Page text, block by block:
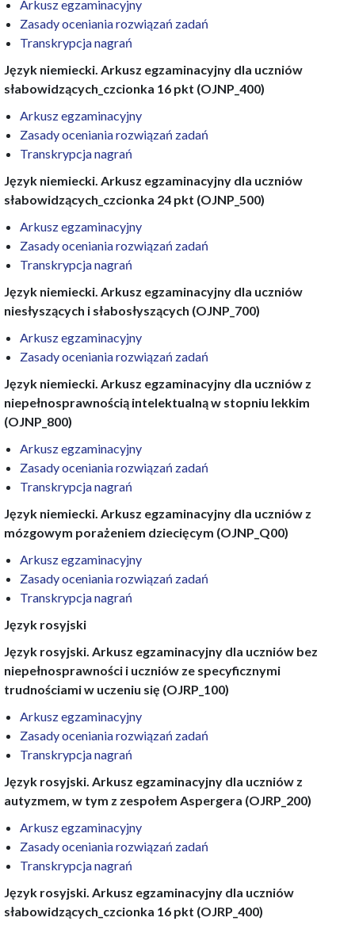
Arkusz egzaminacyjny
Zasady oceniania rozwiązań zadań
Transkrypcja nagrań
Język niemiecki. Arkusz egzaminacyjny dla uczniów
słabowidzących_czcionka 16 pkt (OJNP_400)
Arkusz egzaminacyjny
Zasady oceniania rozwiązań zadań
Transkrypcja nagrań
Język niemiecki. Arkusz egzaminacyjny dla uczniów
słabowidzących_czcionka 24 pkt (OJNP_500)
Arkusz egzaminacyjny
Zasady oceniania rozwiązań zadań
Transkrypcja nagrań
Język niemiecki. Arkusz egzaminacyjny dla uczniów
niesłyszących i słabosłyszących (OJNP_700)
Arkusz egzaminacyjny
Zasady oceniania rozwiązań zadań
Język niemiecki. Arkusz egzaminacyjny dla uczniów z
niepełnosprawnością intelektualną w stopniu lekkim
(OJNP_800)
Arkusz egzaminacyjny
Zasady oceniania rozwiązań zadań
Transkrypcja nagrań
Język niemiecki. Arkusz egzaminacyjny dla uczniów z
mózgowym porażeniem dziecięcym (OJNP_Q00)
Arkusz egzaminacyjny
Zasady oceniania rozwiązań zadań
Transkrypcja nagrań
Język rosyjski
Język rosyjski. Arkusz egzaminacyjny dla uczniów bez
niepełnosprawności i uczniów ze specyficznymi
trudnościami w uczeniu się (OJRP_100)
Arkusz egzaminacyjny
Zasady oceniania rozwiązań zadań
Transkrypcja nagrań
Język rosyjski. Arkusz egzaminacyjny dla uczniów z
autyzmem, w tym z zespołem Aspergera (OJRP_200)
Arkusz egzaminacyjny
Zasady oceniania rozwiązań zadań
Transkrypcja nagrań
Język rosyjski. Arkusz egzaminacyjny dla uczniów
słabowidzących_czcionka 16 pkt (OJRP_400)